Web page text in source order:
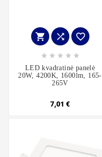
  
    
LED kvadratinė panelė
20W, 4200K, 1600lm, 165-
265V
7,01 €